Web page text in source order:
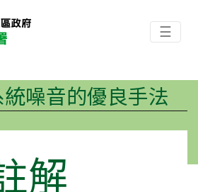
☰
噪音的優良手法
解